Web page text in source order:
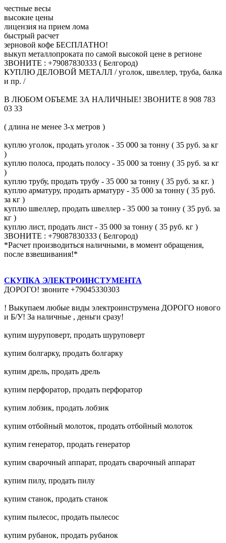
честные весы
высокие цены
лицензия на прием лома
быстрый расчет
зерновой кофе БЕСПЛАТНО!
выкуп металлопроката по самой высокой цене в регионе
ЗВОНИТЕ : +79087830333 ( Белгород)
КУПЛЮ ДЕЛОВОЙ МЕТАЛЛ / уголок, швеллер, труба, балка
и пр. /
В ЛЮБОМ ОБЪЕМЕ ЗА НАЛИЧНЫЕ! ЗВОНИТЕ 8 908 783
03 33
( длина не менее 3-х метров )
куплю уголок, продать уголок - 35 000 за тонну ( 35 руб. за кг
)
куплю полоса, продать полосу - 35 000 за тонну ( 35 руб. за кг
)
куплю трубу, продать трубу - 35 000 за тонну ( 35 руб. за кг. )
куплю арматуру, продать арматуру - 35 000 за тонну ( 35 руб.
за кг )
куплю швеллер, продать швеллер - 35 000 за тонну ( 35 руб. за
кг )
куплю лист, продать лист - 35 000 за тонну ( 35 руб. кг )
ЗВОНИТЕ : +79087830333 ( Белгород)
*Расчет производиться наличными, в момент обращения,
после взвешивания!*
СКУПКА ЭЛЕКТРОИНСТУМЕНТА
ДОРОГО! звоните +79045330303
! Выкупаем любые виды электроинструмена ДОРОГО нового
и Б/У! За наличные , деньги сразу!
купим шуруповерт, продать шуруповерт
купим болгарку, продать болгарку
купим дрель, продать дрель
купим перфоратор, продать перфоратор
купим лобзик, продать лобзик
купим отбойный молоток, продать отбойный молоток
купим генератор, продать генератор
купим сварочный аппарат, продать сварочный аппарат
купим пилу, продать пилу
купим станок, продать станок
купим пылесос, продать пылесос
купим рубанок, продать рубанок